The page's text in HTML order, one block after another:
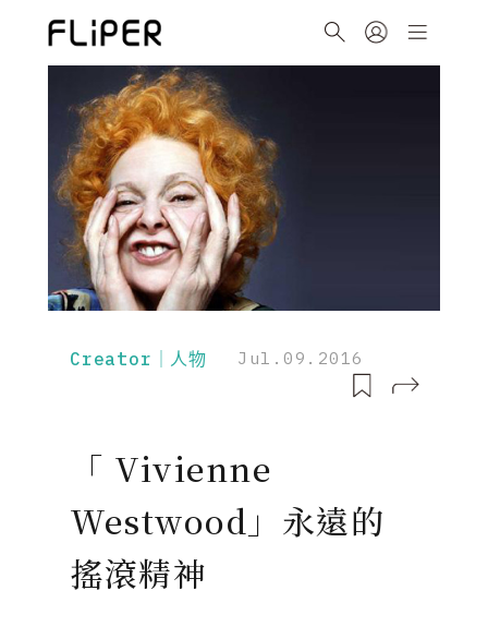
Creator｜人物 Jul.09.2016
「 Vivienne
Westwood」永遠的
搖滾精神